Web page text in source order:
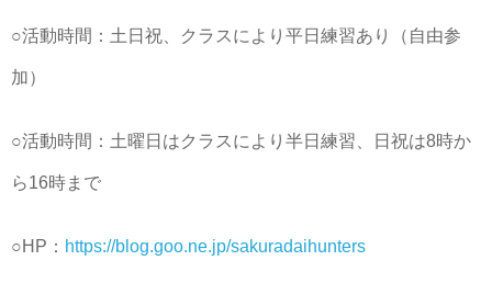
○活動時間：土日祝、クラスにより平日練習あり（自由参
加）
○活動時間：土曜日はクラスにより半日練習、日祝は8時か
ら16時まで
○HP： https://blog.goo.ne.jp/sakuradaihunters